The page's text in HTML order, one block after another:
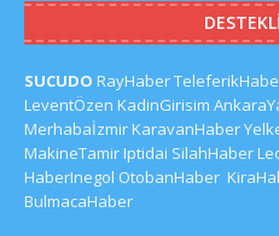
SUCUDO RayHaber
LeventÖzen KadinGirisim
MerhabaİzmirKaravanHaber
MakineTamirIptidai SilahHaber
HaberInegol OtobanHaber
BulmacaHaber